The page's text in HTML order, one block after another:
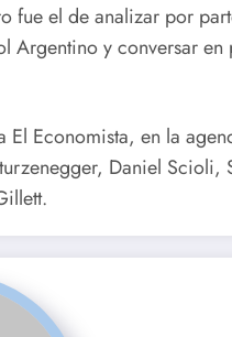
fue el de analizar por
Argentino y conversar
El Economista, en la
Daniel Scioli,